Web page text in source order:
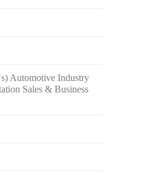
Automotive Industry
Sales & Business